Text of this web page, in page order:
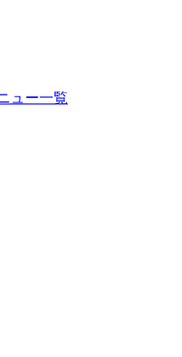
ュー一覧